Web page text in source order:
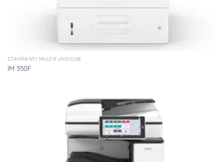
STAMPANTI MULTIFUNZIONE
IM 350F